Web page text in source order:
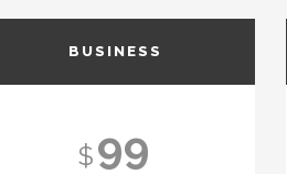
BUSINESS
$99